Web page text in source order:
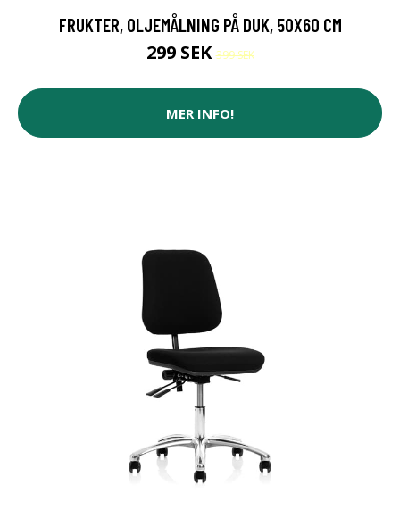
FRUKTER, OLJEMÅLNING PÅ DUK, 50X60 CM
299 SEK399 SEK
MER INFO!